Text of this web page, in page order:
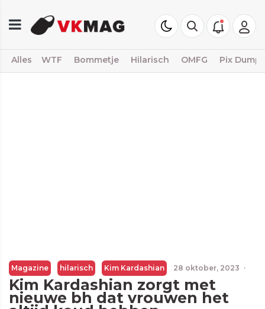
Alles WTF Bommetje Hilarisch OMFG Pix Dump
Magazine hilarisch Kim Kardashian 28 oktober, 2023 ·
Kim Kardashian zorgt met
nieuwe bh dat vrouwen het